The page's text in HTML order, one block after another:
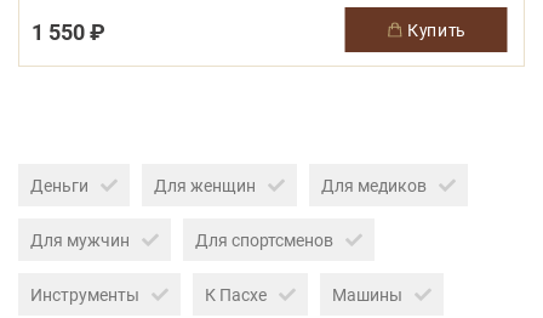
1 550 ₽ купить
Деньги Для женщин Для медиков
Для мужчин Для спортсменов
Инструменты К Пасхе Машины